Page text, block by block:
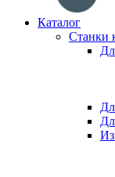
Каталог
Станки